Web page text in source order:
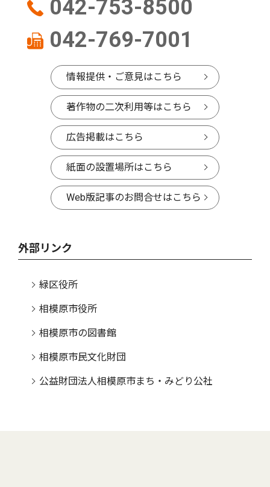
042-753-8500
042-769-7001
情報提供・ご意見はこちら
著作物の二次利用等はこちら
広告掲載はこちら
紙面の設置場所はこちら
Web版記事のお問合せはこちら
外部リンク
緑区役所
相模原市役所
相模原市の図書館
相模原市民文化財団
公益財団法人相模原市まち・みどり公社